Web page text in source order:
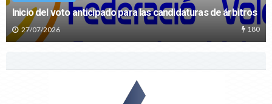
Inicio del voto anticipado para las candidaturas de árbitros
27/07/2026 180